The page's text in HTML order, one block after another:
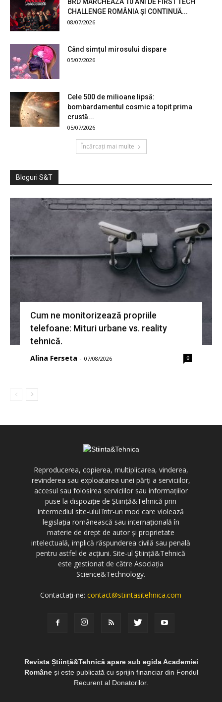
BRD MARCHEAZĂ 10 ANI DE FIRST TECH
CHALLENGE ROMÂNIA ȘI CONTINUĂ...
08/07/2026
Când simțul mirosului dispare
05/07/2026
Cele 500 de milioane lipsă:
bombardamentul cosmic a topit prima
crustă...
05/07/2026
Încărcați mai multe
Bloguri S&T
Cum ne monitorizează propriile
telefoane: Mituri urbane vs. reality
tehnică.
Alina Ferseta - 07/08/2026 0
Reproducerea, copierea, multiplicarea, vinderea,
revinderea sau exploatarea unei părți a serviciilor,
accesul sau folosirea serviciilor sau informațiilor
puse la dispoziție de Știință&Tehnică prin
intermediul site-ului într-un mod care violează
legislația românească sau internațională în
materie de drept de autor și proprietate
intelectuală, implică răspunderea civilă sau penală
pentru astfel de acțiuni. Site-ul Știință&Tehnică
este gestionat de către Asociația
Science&Technology.
Contactați-ne:contact@stiintasitehnica.com
Revista Știință&Tehnică apare sub egida Academiei
Româneși este publicată cu sprijin financiar din Fondul
Recurent al Donatorilor.